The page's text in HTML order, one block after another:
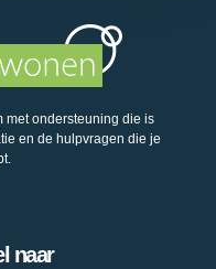
met ondersteuning die is
en de hulpvragen die je
naar